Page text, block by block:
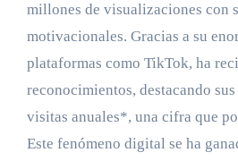
millones de visualizaciones con
motivacionales. Gracias a su
plataformas como TikTok, ha
reconocimientos, destacando
visitas anuales*, una cifra que
Este fenómeno digital se ha